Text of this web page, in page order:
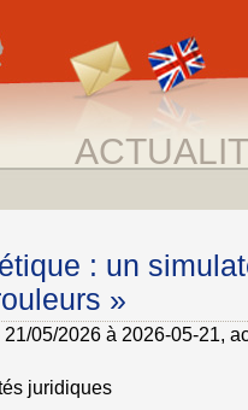
: un
»
05/2026 à 2026-05-21,
juridiques